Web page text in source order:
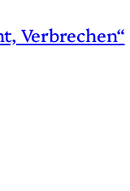
Verbrechen“